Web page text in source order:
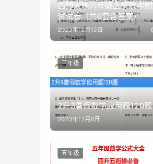
西师大版六年级上册数学
试试卷（共6套含答案）
2023年12月12日
2升3暑假数学应用题120题
2023年12月8日
三年级
五年级